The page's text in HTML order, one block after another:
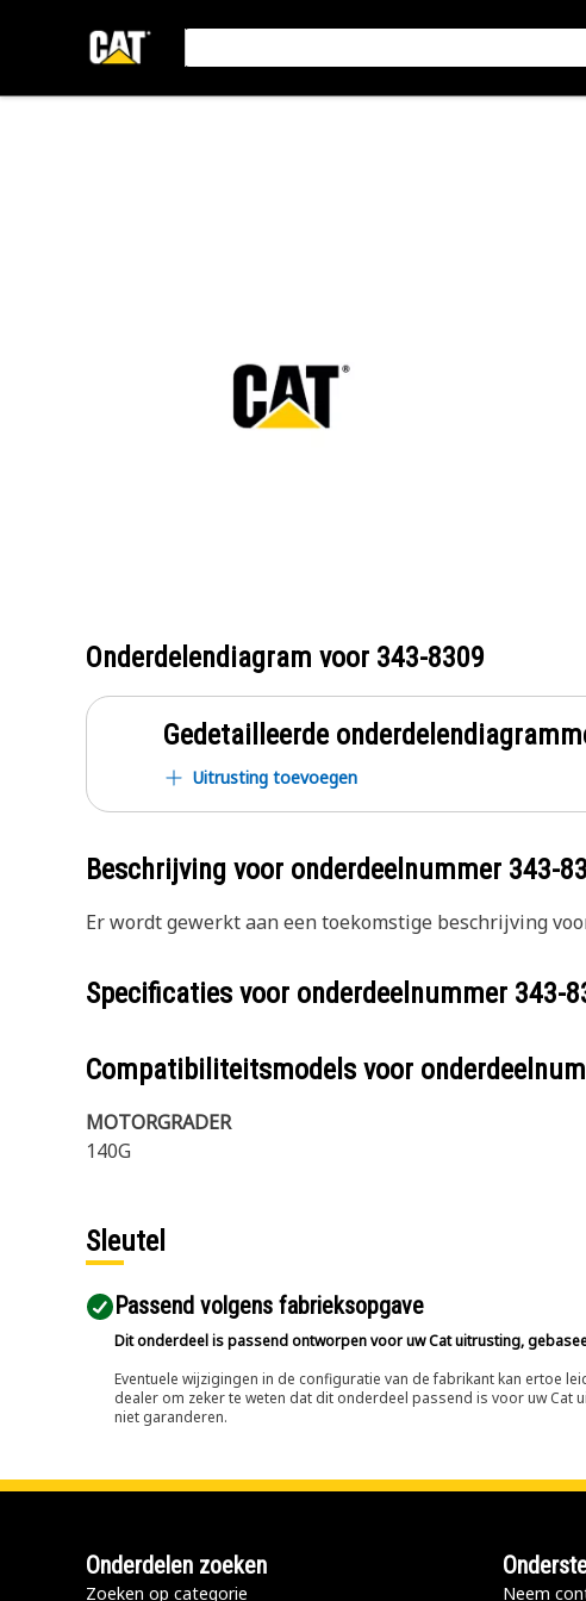
Onderdelendiagram voor 343-8309
Gedetailleerde
Uitrusting toevoegen
Beschrijving voor onderdeelnummer 343-
Er wordt gewerkt aan een toekomstige beschrijving
Specificaties voor onderdeelnummer 343-
Compatibiliteitsmodels voor
MOTORGRADER
140G
Sleutel
Passend volgens fabrieksopgave
Dit onderdeel is passend ontworpen voor uw Cat uitrusting,
Eventuele wijzigingen in de configuratie van de fabrikant kan ertoe
dealer om zeker te weten dat dit onderdeel passend is voor uw
niet garanderen.
Onderdelen zoeken
Zoeken op categorie Neem